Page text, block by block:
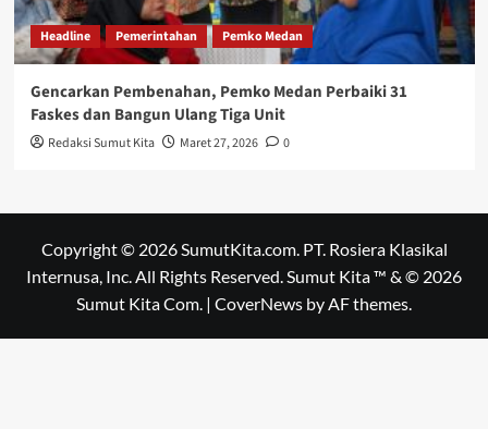
Headline Pemerintahan Pemko Medan
Gencarkan Pembenahan, Pemko Medan Perbaiki 31
Faskes dan Bangun Ulang Tiga Unit
Redaksi Sumut Kita Maret 27, 2026 0
Copyright © 2026 SumutKita.com. PT. Rosiera Klasikal
Internusa, Inc. All Rights Reserved. Sumut Kita ™ & © 2026
Sumut Kita Com. | CoverNews by AF themes.